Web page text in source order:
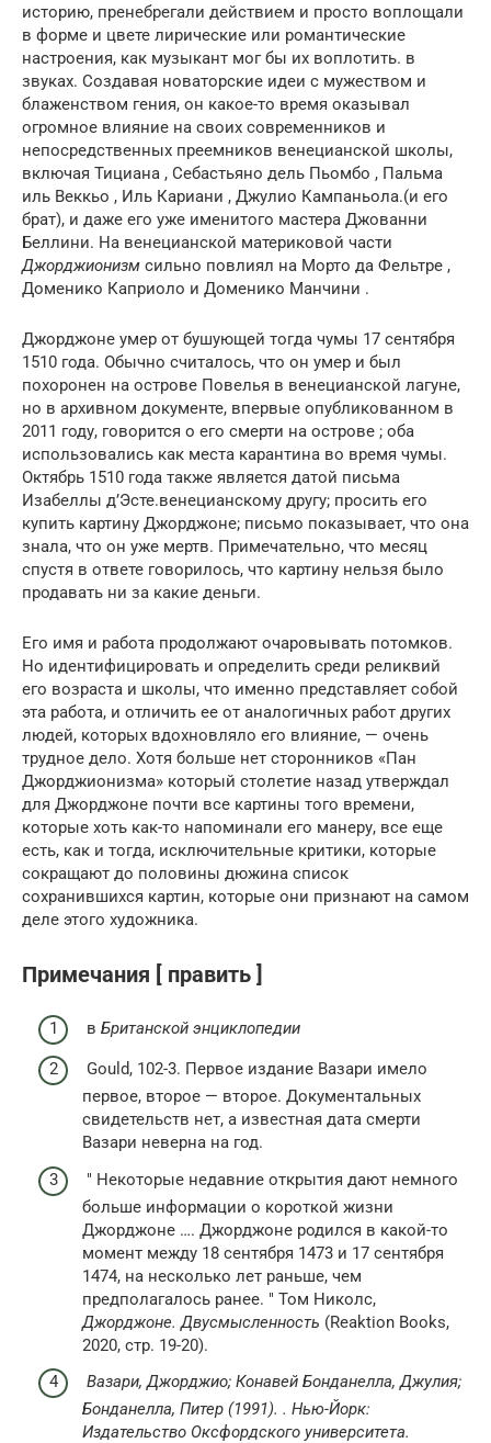
историю, пренебрегали действием и просто воплощали
в форме и цвете лирические или романтические
настроения, как музыкант мог бы их воплотить. в
звуках. Создавая новаторские идеи с мужеством и
блаженством гения, он какое-то время оказывал
огромное влияние на своих современников и
непосредственных преемников венецианской школы,
включая Тициана , Себастьяно дель Пьомбо , Пальма
иль Веккьо , Иль Кариани , Джулио Кампаньола.(и его
брат), и даже его уже именитого мастера Джованни
Беллини. На венецианской материковой части
Джорджионизм сильно повлиял на Морто да Фельтре ,
Доменико Каприоло и Доменико Манчини .
Джорджоне умер от бушующей тогда чумы 17 сентября
1510 года. Обычно считалось, что он умер и был
похоронен на острове Повелья в венецианской лагуне,
но в архивном документе, впервые опубликованном в
2011 году, говорится о его смерти на острове ; оба
использовались как места карантина во время чумы.
Октябрь 1510 года также является датой письма
Изабеллы д’Эсте.венецианскому другу; просить его
купить картину Джорджоне; письмо показывает, что она
знала, что он уже мертв. Примечательно, что месяц
спустя в ответе говорилось, что картину нельзя было
продавать ни за какие деньги.
Его имя и работа продолжают очаровывать потомков.
Но идентифицировать и определить среди реликвий
его возраста и школы, что именно представляет собой
эта работа, и отличить ее от аналогичных работ других
людей, которых вдохновляло его влияние, — очень
трудное дело. Хотя больше нет сторонников «Пан
Джорджионизма» который столетие назад утверждал
для Джорджоне почти все картины того времени,
которые хоть как-то напоминали его манеру, все еще
есть, как и тогда, исключительные критики, которые
сокращают до половины дюжина список
сохранившихся картин, которые они признают на самом
деле этого художника.
Примечания [ править ]
в Британской энциклопедии
Gould, 102-3. Первое издание Вазари имело
первое, второе — второе. Документальных
свидетельств нет, а известная дата смерти
Вазари неверна на год.
″ Некоторые недавние открытия дают немного
больше информации о короткой жизни
Джорджоне …. Джорджоне родился в какой-то
момент между 18 сентября 1473 и 17 сентября
1474, на несколько лет раньше, чем
предполагалось ранее. ″ Том Николс,
Джорджоне. Двусмысленность (Reaktion Books,
2020, стр. 19-20).
Вазари, Джорджио; Конавей Бонданелла, Джулия;
Бонданелла, Питер (1991). . Нью-Йорк:
Издательство Оксфордского университета.